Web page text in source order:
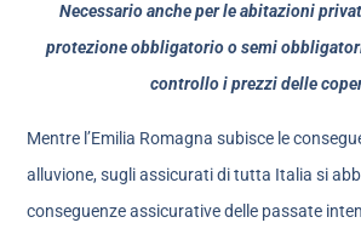
Necessario anche per le abitazioni
protezione obbligatorio o semi
controllo i prezzi delle
Mentre l’Emilia Romagna subisce le
alluvione, sugli assicurati di tutta Italia si
conseguenze assicurative delle passate